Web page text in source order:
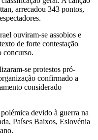
arrecadou 343 pontos,
ouviram-se assobios e
de forte contestação
concurso.
se protestos pró-
confirmado a
considerado
devido à guerra na
Países Baixos, Eslovénia